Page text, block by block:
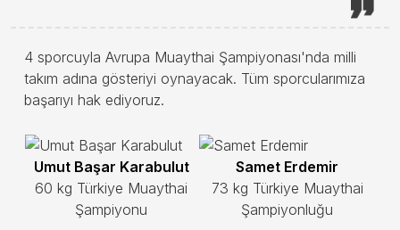
4 sporcuyla Avrupa Muaythai Şampiyonası'nda milli
takım adına gösteriyi oynayacak. Tüm sporcularımıza
başarıyı hak ediyoruz.
Umut Başar Karabulut
60 kg Türkiye Muaythai
Şampiyonu
Samet Erdemir
73 kg Türkiye Muaythai
Şampiyonluğu